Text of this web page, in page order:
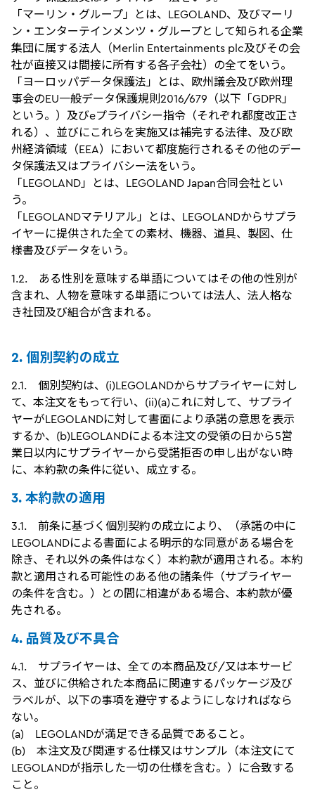
「マーリン・グループ」とは、LEGOLAND、及びマーリ
ン・エンターテインメンツ・グループとして知られる企業
集団に属する法人（Merlin Entertainments plc及びその会
社が直接又は間接に所有する各子会社）の全てをいう。
「ヨーロッパデータ保護法」とは、欧州議会及び欧州理
事会のEU一般データ保護規則2016/679（以下「GDPR」
という。）及びeプライバシー指令（それぞれ都度改正さ
れる）、並びにこれらを実施又は補完する法律、及び欧
州経済領域（EEA）において都度施行されるその他のデー
タ保護法又はプライバシー法をいう。
「LEGOLAND」とは、LEGOLAND Japan合同会社とい
う。
「LEGOLANDマテリアル」とは、LEGOLANDからサプラ
イヤーに提供された全ての素材、機器、道具、製図、仕
様書及びデータをいう。
1.2. ある性別を意味する単語についてはその他の性別が
含まれ、人物を意味する単語については法人、法人格な
き社団及び組合が含まれる。
2. 個別契約の成立
2.1. 個別契約は、(i)LEGOLANDからサプライヤーに対し
て、本注文をもって行い、(ii)(a)これに対して、サプライ
ヤーがLEGOLANDに対して書面により承諾の意思を表示
するか、(b)LEGOLANDによる本注文の受領の日から5営
業日以内にサプライヤーから受諾拒否の申し出がない時
に、本約款の条件に従い、成立する。
3. 本約款の適用
3.1. 前条に基づく個別契約の成立により、（承諾の中に
LEGOLANDによる書面による明示的な同意がある場合を
除き、それ以外の条件はなく）本約款が適用される。本約
款と適用される可能性のある他の諸条件（サプライヤー
の条件を含む。）との間に相違がある場合、本約款が優
先される。
4. 品質及び不具合
4.1. サプライヤーは、全ての本商品及び/又は本サービ
ス、並びに供給された本商品に関連するパッケージ及び
ラベルが、以下の事項を遵守するようにしなければなら
ない。
(a) LEGOLANDが満足できる品質であること。
(b) 本注文及び関連する仕様又はサンプル（本注文にて
LEGOLANDが指示した一切の仕様を含む。）に合致する
こと。